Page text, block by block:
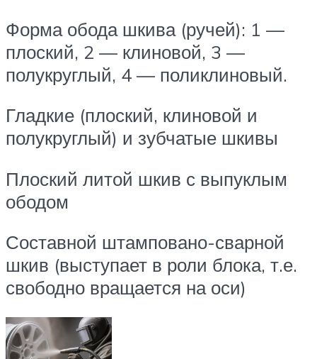
Форма обода шкива (ручей): 1 —
плоский, 2 — клиновой, 3 —
полукруглый, 4 — поликлиновый.
Гладкие (плоский, клиновой и
полукруглый) и зубчатые шкивы
Плоский литой шкив с выпуклым
ободом
Составной штамповано-сварной
шкив (выступает в роли блока, т.е.
свободно вращается на оси)